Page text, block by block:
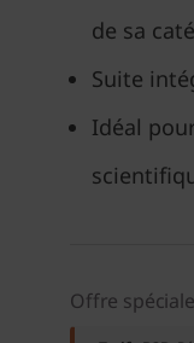
de sa
Suite
Idéal
Offre spéciale